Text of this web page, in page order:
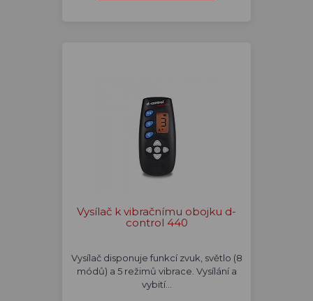
Vysílač k vibračnímu obojku d-
control 440
Vysílač disponuje funkcí zvuk, světlo (8
módů) a 5 režimů vibrace. Vysílání a
vybití…